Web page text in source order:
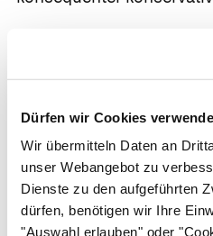
Dürfen wir Cookies
Wir übermitteln Daten an
unser Webangebot zu
Dienste zu den aufgeführten
dürfen, benötigen wir Ihre
"Auswahl erlauben" oder
Häufige Verfahren sind
Wilhelm bzw.
werden.
Bei der Operation nach
Ärzt*in die betroffenen
Ansatz ein, wodurch
reduziert wird.